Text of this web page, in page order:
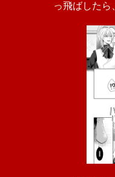
っ飛ばしたら